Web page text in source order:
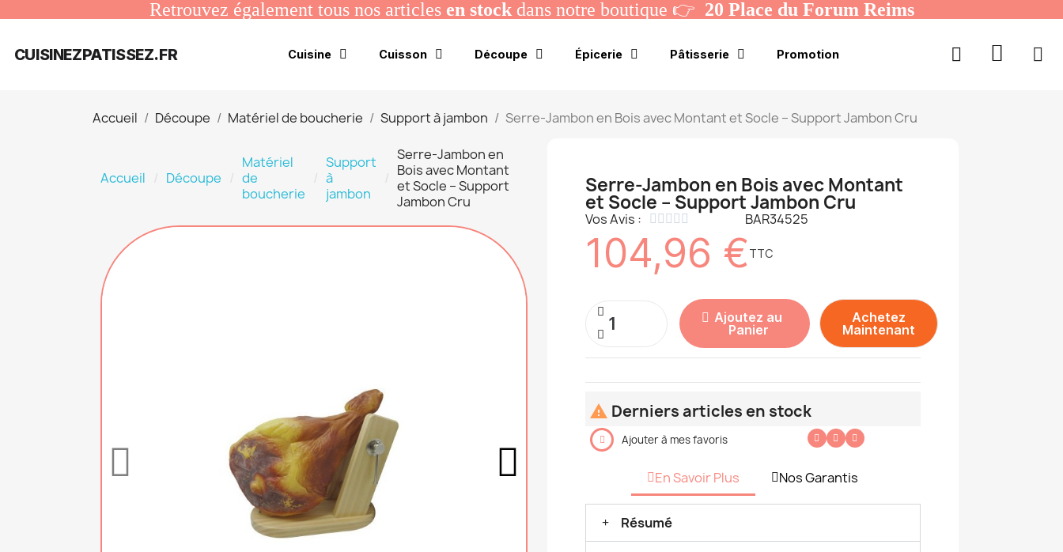
Retrouvez également tous nos articlesen stockdans notre boutique 👉 20 Place du Forum Reims
CUISINEZPATISSEZ.FR Cuisine Cuisson Découpe Épicerie Pâtisserie Promotion
Accueil Découpe Matériel de boucherie Support à jambon Serre-Jambon en Bois avec Montant et Socle – Support Jambon Cru
Accueil Découpe
Matériel
de
boucherie
Support
à
jambon
Serre-Jambon en
Bois avec Montant
et Socle – Support
Jambon Cru
Serre-Jambon en Bois avec Montant
et Socle – Support Jambon Cru
Vos Avis :      BAR34525
104,96 €TTC
Ajoutez au
Panier
Achetez
Maintenant
 Derniers articles en stock
Ajouter à mes favoris
En Savoir Plus Nos Garantis
Résumé